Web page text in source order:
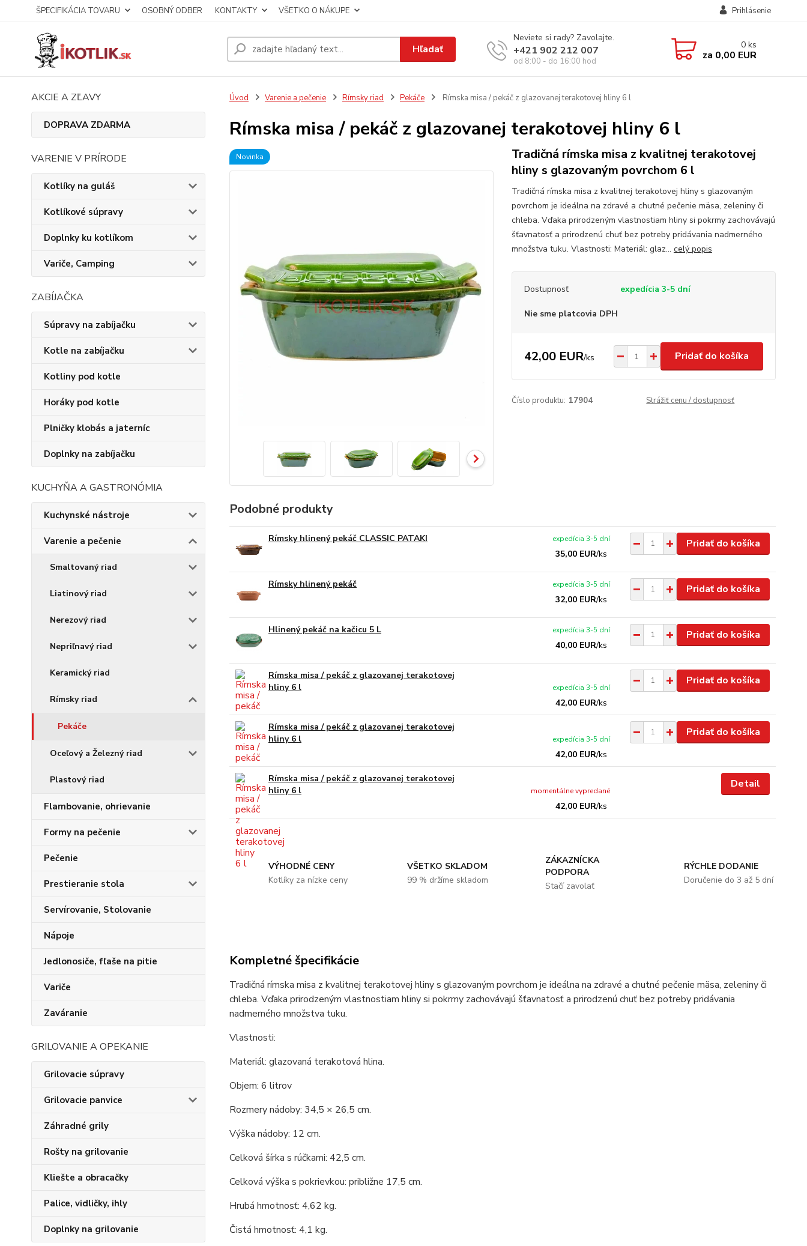
ŠPECIFIKÁCIA TOVARU OSOBNÝ ODBER KONTAKTY VŠETKO O NÁKUPE Prihlásenie
Hľadať
Neviete si rady? Zavolajte.
+421 902 212 007
od 8:00 - do 16:00 hod
0 ks
za 0,00 EUR
AKCIE A ZĽAVY
DOPRAVA ZDARMA
VARENIE V PRÍRODE
Kotlíky na guláš
Kotlíkové súpravy
Doplnky ku kotlíkom
Variče, Camping
ZABÍJAČKA
Súpravy na zabíjačku
Kotle na zabíjačku
Kotliny pod kotle
Horáky pod kotle
Plničky klobás a jaterníc
Doplnky na zabíjačku
KUCHYŇA A GASTRONÓMIA
Kuchynské nástroje
Varenie a pečenie
Smaltovaný riad
Liatinový riad
Nerezový riad
Nepriľnavý riad
Keramický riad
Rímsky riad
Pekáče
Oceľový a Železný riad
Plastový riad
Flambovanie, ohrievanie
Formy na pečenie
Pečenie
Prestieranie stola
Servírovanie, Stolovanie
Nápoje
Jedlonosiče, fľaše na pitie
Variče
Zaváranie
GRILOVANIE A OPEKANIE
Grilovacie súpravy
Grilovacie panvice
Záhradné grily
Rošty na grilovanie
Kliešte a obracačky
Palice, vidličky, ihly
Doplnky na grilovanie
Úvod Varenie a pečenie Rímsky riad Pekáče Rímska misa / pekáč z glazovanej terakotovej hliny 6 l
Rímska misa / pekáč z glazovanej terakotovej hliny 6 l
Novinka
Tradičná rímska misa z kvalitnej terakotovej
hliny s glazovaným povrchom 6 l
Tradičná rímska misa z kvalitnej terakotovej hliny s glazovaným
povrchom je ideálna na zdravé a chutné pečenie mäsa, zeleniny či
chleba. Vďaka prirodzeným vlastnostiam hliny si pokrmy zachovávajú
šťavnatosť a prirodzenú chuť bez potreby pridávania nadmerného
množstva tuku. Vlastnosti: Materiál: glaz... celý popis
Dostupnosť expedícia 3-5 dní
Nie sme platcovia DPH
42,00 EUR/ks Pridať do košíka
Číslo produktu: 17904 Strážiť cenu / dostupnosť
Podobné produkty
Rímsky hlinený pekáč CLASSIC PATAKI
35,00 EUR/ks
expedícia 3-5 dní Pridať do košíka
Rímsky hlinený pekáč
32,00 EUR/ks
expedícia 3-5 dní Pridať do košíka
Hlinený pekáč na kačicu 5 L
40,00 EUR/ks
expedícia 3-5 dní Pridať do košíka
Rímska misa / pekáč z glazovanej terakotovej
hliny 6 l
42,00 EUR/ks
expedícia 3-5 dní
Pridať do košíka
Rímska misa / pekáč z glazovanej terakotovej
hliny 6 l
42,00 EUR/ks
expedícia 3-5 dní
Pridať do košíka
Rímska misa / pekáč z glazovanej terakotovej
hliny 6 l
42,00 EUR/ks
momentálne vypredané
Detail
VÝHODNÉ CENY
Kotlíky za nízke ceny
VŠETKO SKLADOM
99 % držíme skladom
ZÁKAZNÍCKA
PODPORA
Stačí zavolať
RÝCHLE DODANIE
Doručenie do 3 až 5 dní
Kompletné špecifikácie
Tradičná rímska misa z kvalitnej terakotovej hliny s glazovaným povrchom je ideálna na zdravé a chutné pečenie mäsa, zeleniny či
chleba. Vďaka prirodzeným vlastnostiam hliny si pokrmy zachovávajú šťavnatosť a prirodzenú chuť bez potreby pridávania
nadmerného množstva tuku.
Vlastnosti:
Materiál: glazovaná terakotová hlina.
Objem: 6 litrov
Rozmery nádoby: 34,5 × 26,5 cm.
Výška nádoby: 12 cm.
Celková šírka s rúčkami: 42,5 cm.
Celková výška s pokrievkou: približne 17,5 cm.
Hrubá hmotnosť: 4,62 kg.
Čistá hmotnosť: 4,1 kg.